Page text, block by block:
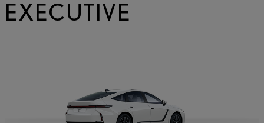
EXECUTIVE